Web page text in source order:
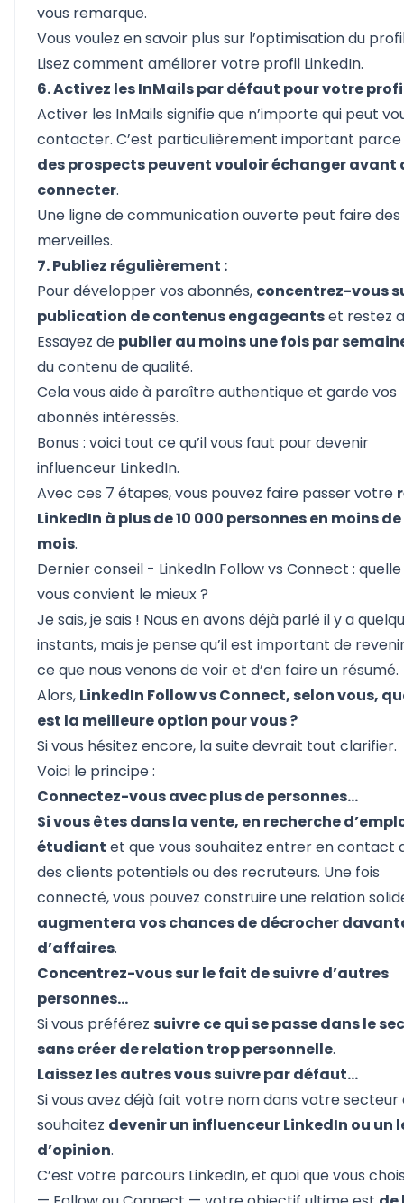
vous remarque.
Vous voulez en savoir plus sur l’optimisation du
Lisez comment améliorer votre profil LinkedIn.
6. Activez les InMails par défaut pour votre
Activer les InMails signifie que n’importe qui peut
contacter. C’est particulièrement important parce
des prospects peuvent vouloir échanger avant
connecter.
Une ligne de communication ouverte peut faire des
merveilles.
7. Publiez régulièrement :
Pour développer vos abonnés, concentrez-vous
publication de contenus engageantset restez
Essayez de publier au moins une fois par
du contenu de qualité.
Cela vous aide à paraître authentique et garde vos
abonnés intéressés.
Bonus : voici tout ce qu’il vous faut pourdevenir
influenceur LinkedIn.
Avec ces 7 étapes, vous pouvez faire passer votre
LinkedIn à plus de 10 000 personnes en moins de
mois.
Dernier conseil - LinkedIn Follow vs Connect :
vous convient le mieux ?
Je sais, je sais ! Nous en avons déjà parlé il y a
instants, mais je pense qu’il est important de
ce que nous venons de voir et d’en faire un résumé.
Alors, LinkedIn Follow vs Connect, selon vous,
est la meilleure option pour vous ?
Si vous hésitez encore, la suite devrait tout clarifier.
Voici le principe :
Connectez-vous avec plus de personnes…
Si vous êtes dans la vente, en recherche
étudiant et que vous souhaitez entrer en contact
des clients potentiels ou des recruteurs. Une fois
connecté, vous pouvez construire une relation
augmentera vos chances de décrocher
d’affaires.
Concentrez-vous sur le fait de suivre d’autres
personnes…
Si vous préférez suivre ce qui se passe dans le
sans créer de relation trop personnelle.
Laissez les autres vous suivre par défaut…
Si vous avez déjà fait votre nom dans votre secteur
souhaitez devenir un influenceur LinkedIn ou un
d’opinion.
C’est votre parcours LinkedIn, et quoi que vous